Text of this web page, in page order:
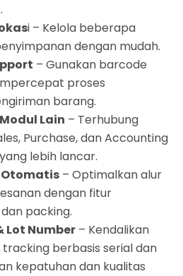
i – Kelola beberapa
dengan mudah.
– Gunakan barcode
proses
barang.
Lain – Terhubung
Purchase, dan Accounting
lebih lancar.
Otomatis – Optimalkan alur
dengan fitur
packing.
Lot Number – Kendalikan
berbasis serial dan
kepatuhan dan kualitas